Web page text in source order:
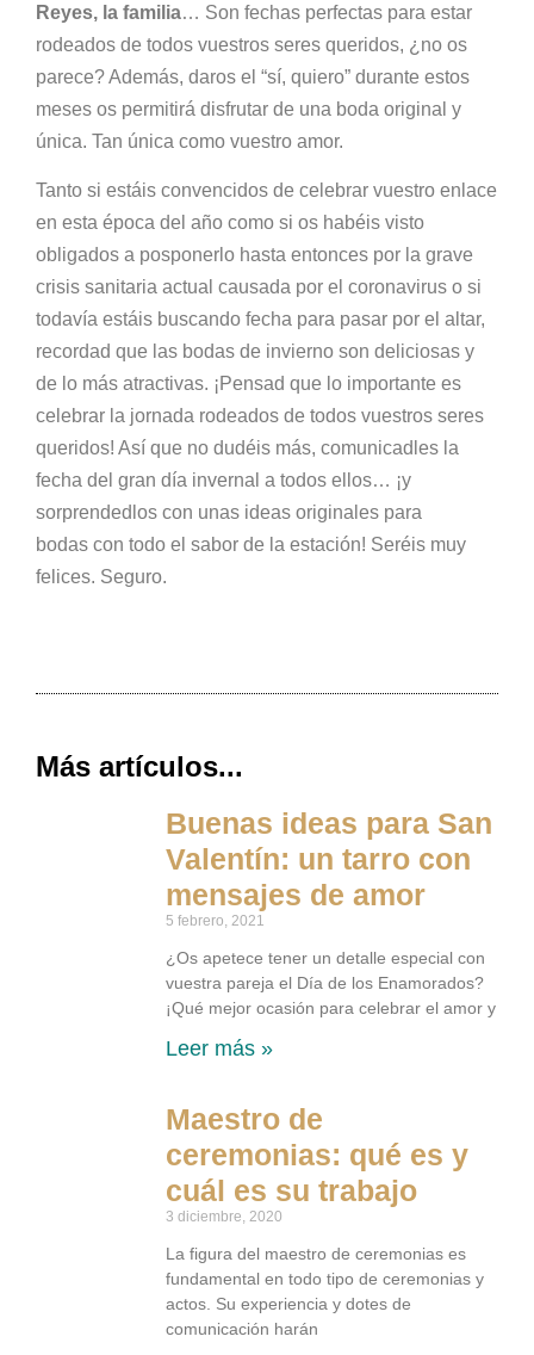
Reyes, la familia… Son fechas perfectas para estar
rodeados de todos vuestros seres queridos, ¿no os
parece? Además, daros el “sí, quiero” durante estos
meses os permitirá disfrutar de una boda original y
única. Tan única como vuestro amor.
Tanto si estáis convencidos de celebrar vuestro enlace
en esta época del año como si os habéis visto
obligados a posponerlo hasta entonces por la grave
crisis sanitaria actual causada por el coronavirus o si
todavía estáis buscando fecha para pasar por el altar,
recordad que las bodas de invierno son deliciosas y
de lo más atractivas. ¡Pensad que lo importante es
celebrar la jornada rodeados de todos vuestros seres
queridos! Así que no dudéis más, comunicadles la
fecha del gran día invernal a todos ellos… ¡y
sorprendedlos con unas ideas originales para
bodas con todo el sabor de la estación! Seréis muy
felices. Seguro.
Más artículos...
Buenas ideas para San
Valentín: un tarro con
mensajes de amor
5 febrero, 2021
¿Os apetece tener un detalle especial con
vuestra pareja el Día de los Enamorados?
¡Qué mejor ocasión para celebrar el amor y
Leer más »
Maestro de
ceremonias: qué es y
cuál es su trabajo
3 diciembre, 2020
La figura del maestro de ceremonias es
fundamental en todo tipo de ceremonias y
actos. Su experiencia y dotes de
comunicación harán